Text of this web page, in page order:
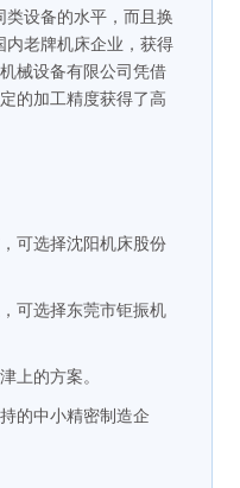
设备的水平，而且换
内老牌机床企业，获得
械设备有限公司凭借
的加工精度获得了高
可选择沈阳机床股份
可选择东莞市钜振机
上的方案。
的中小精密制造企